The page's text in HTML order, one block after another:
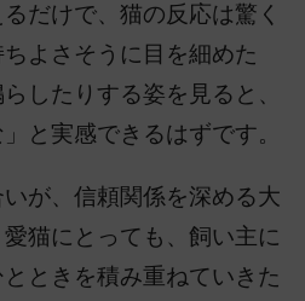
だけで、猫の反応は驚く
よさそうに目を細めた
したりする姿を見ると、
と実感できるはずです。
が、信頼関係を深める大
猫にとっても、飼い主に
ときを積み重ねていきた